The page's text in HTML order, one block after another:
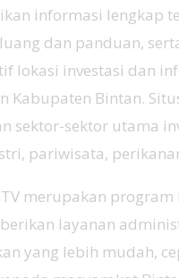
informasi lengkap
dan panduan,
lokasi investasi dan
Kabupaten Bintan.
sektor-sektor utama
pariwisata,
merupakan program
layanan
yang lebih mudah,